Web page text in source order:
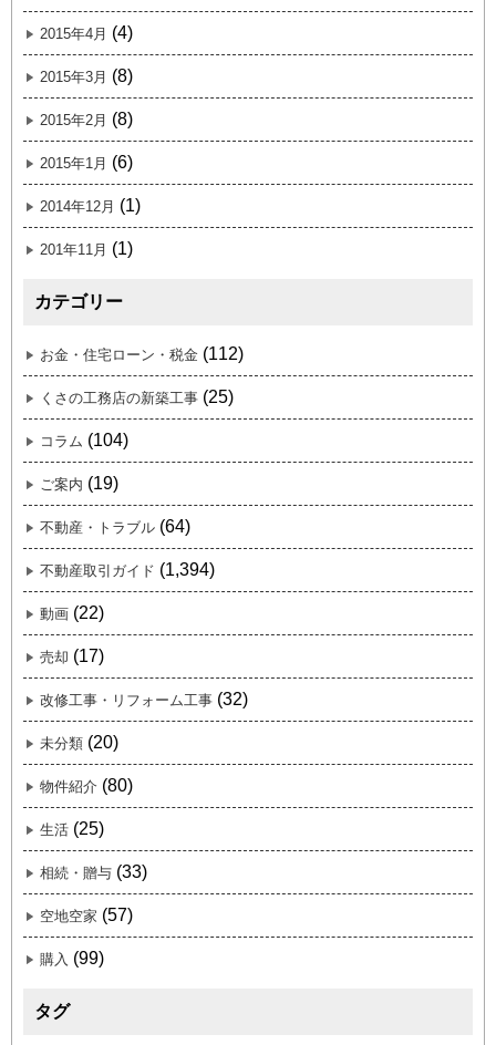
2015年4月 (4)
2015年3月 (8)
2015年2月 (8)
2015年1月 (6)
2014年12月 (1)
201年11月 (1)
カテゴリー
お金・住宅ローン・税金 (112)
くさの工務店の新築工事 (25)
コラム (104)
ご案内 (19)
不動産・トラブル (64)
不動産取引ガイド (1,394)
動画 (22)
売却 (17)
改修工事・リフォーム工事 (32)
未分類 (20)
物件紹介 (80)
生活 (25)
相続・贈与 (33)
空地空家 (57)
購入 (99)
タグ